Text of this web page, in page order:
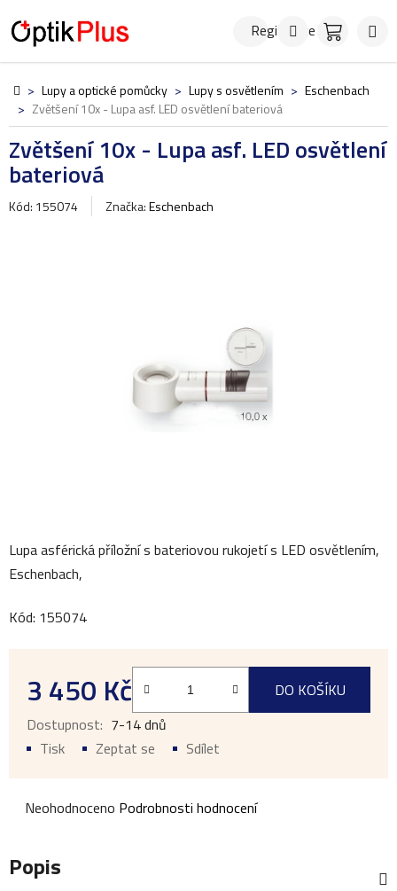
na
obsah
RegistraceHledat
Domů
> Lupy a optické pomůcky > Lupy s osvětlením > Eschenbach
> Zvětšení 10x - Lupa asf. LED osvětlení bateriová
Zvětšení 10x - Lupa asf. LED osvětlení
bateriová
Kód: 155074 Značka:Eschenbach
Lupa asférická příložní s bateriovou rukojetí s LED osvětlením,
Eschenbach,
Kód: 155074
3 450 Kč
Měrná cena:
DO KOŠÍKU
7-14 dnů
Tisk
Zeptat se Sdílet
Průměrné
produktu
je
Neohodnoceno Podrobnosti hodnocení
Popis